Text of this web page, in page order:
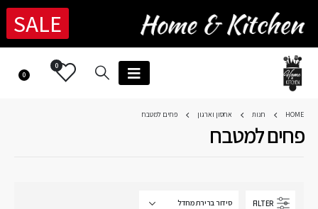
SALE
0
0
HOME חנות אחסון וארגון פחים למטבח
פחים למטבח
FILTER